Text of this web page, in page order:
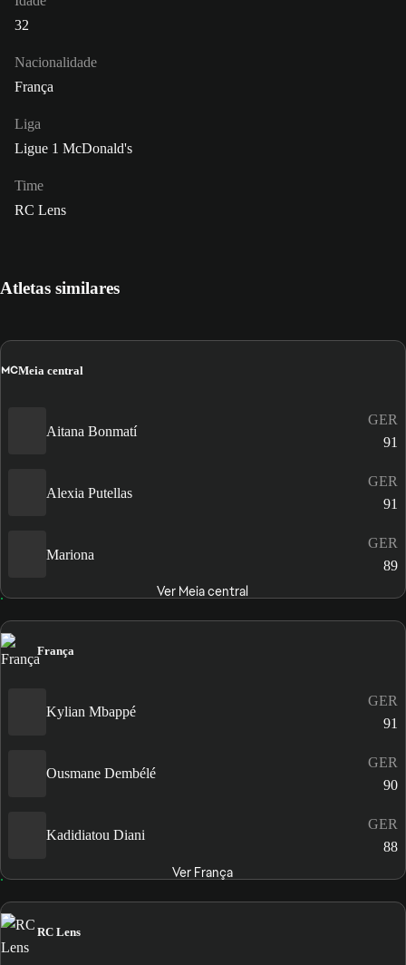
32
Nacionalidade
França
Liga
Ligue 1 McDonald's
Time
RC Lens
Atletas similares
MCMeia central
Aitana Bonmatí
GER
91
Alexia Putellas
GER
91
Mariona
GER
89
Ver Meia central
França
Kylian Mbappé
GER
91
Ousmane Dembélé
GER
90
Kadidiatou Diani
GER
88
Ver França
RC Lens